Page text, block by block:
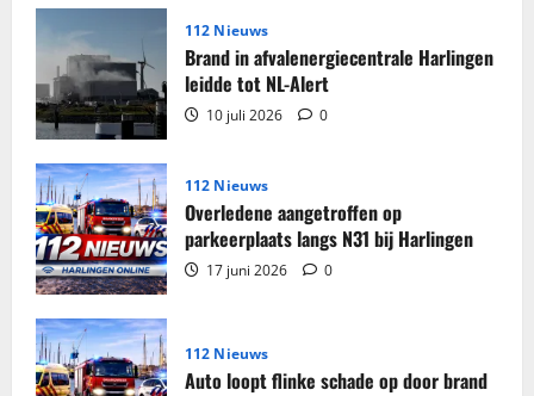
Grote
sigaretten
en
tabak
in
beslag
genomen
in
woning
Harlingen
112 Nieuws
Brand in afvalenergiecentrale Harlingen
leidde tot NL-Alert
10 juli 2026 0
112 Nieuws
Overledene aangetroffen op
parkeerplaats langs N31 bij Harlingen
17 juni 2026 0
112 Nieuws
Auto loopt flinke schade op door brand